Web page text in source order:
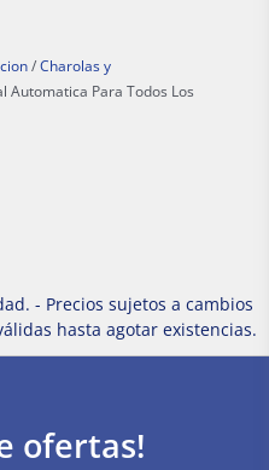
/ Charolas y
Automatica Para Todos Los
- Precios sujetos a cambios
hasta agotar existencias.
ofertas!